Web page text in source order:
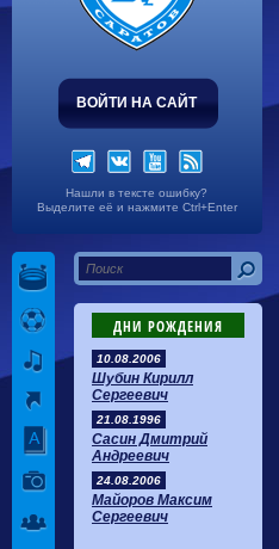
ВОЙТИ НА САЙТ
Нашли в тексте ошибку?
Выделите её и нажмите Ctrl+Enter
ДНИ РОЖДЕНИЯ
10.08.2006
Шубин Кирилл
Сергеевич
21.08.1996
Сасин Дмитрий
Андреевич
24.08.2006
Майоров Максим
Сергеевич